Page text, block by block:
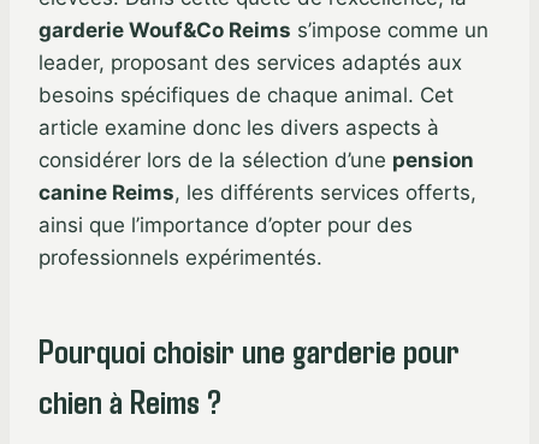
garderie Wouf&Co Reims s’impose comme un
leader, proposant des services adaptés aux
besoins spécifiques de chaque animal. Cet
article examine donc les divers aspects à
considérer lors de la sélection d’une pension
canine Reims, les différents services offerts,
ainsi que l’importance d’opter pour des
professionnels expérimentés.
Pourquoi choisir une garderie pour
chien à Reims ?